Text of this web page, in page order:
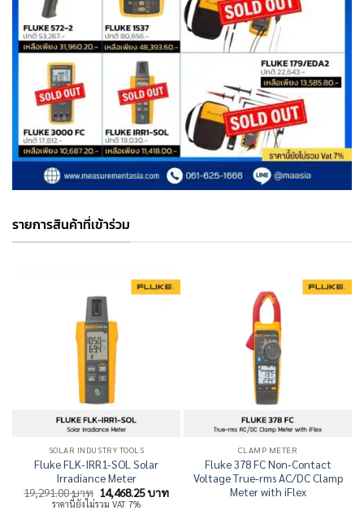
รายการสินค้าที่เข้าร่วม
SOLAR INDUSTRY TOOLS
Fluke FLK-IRR1-SOL Solar
Irradiance Meter
19,291.00บาท Original
price
was:
14,468.25บาทCurrent
price
ราคานี้ยังไม่รวม VAT 7%
CLAMP METER
Fluke 378 FC Non-Contact
Voltage True-rms AC/DC Clamp
Meter with iFlex